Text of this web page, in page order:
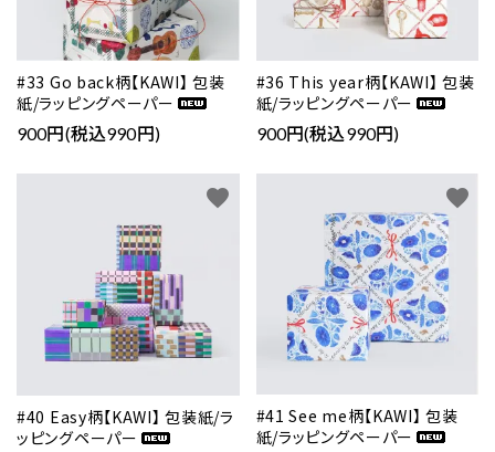
#33 Go back柄【KAWI】 包装
紙/ラッピングペーパー
900円(税込990円)
#36 This year柄【KAWI】 包装
紙/ラッピングペーパー
900円(税込990円)
#40 Easy柄【KAWI】 包装紙/ラ
ッピングペーパー
favorite
#41 See me柄【KAWI】 包装
紙/ラッピングペーパー
favorite